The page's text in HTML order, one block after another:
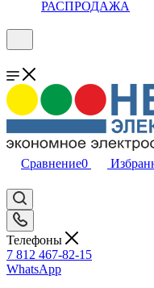
РАСПРОДАЖА
Сравнение0
Телефоны
7 812 467-82-15
WhatsApp